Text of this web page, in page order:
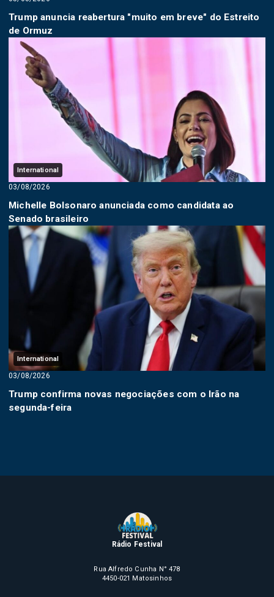
Trump anuncia reabertura "muito em breve" do Estreito
de Ormuz
International
03/08/2026
Michelle Bolsonaro anunciada como candidata ao
Senado brasileiro
International
03/08/2026
Trump confirma novas negociações com o Irão na
segunda-feira
Rádio Festival
Rua Alfredo Cunha N° 478
4450-021 Matosinhos